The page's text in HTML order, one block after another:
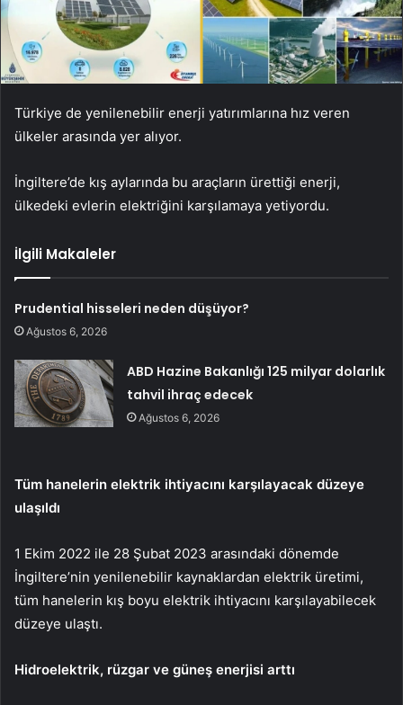
Türkiye de yenilenebilir enerji yatırımlarına hız veren
ülkeler arasında yer alıyor.
İngiltere’de kış aylarında bu araçların ürettiği enerji,
ülkedeki evlerin elektriğini karşılamaya yetiyordu.
İlgili Makaleler
Prudential hisseleri neden düşüyor?
Ağustos 6, 2026
ABD Hazine Bakanlığı 125 milyar dolarlık
tahvil ihraç edecek
Ağustos 6, 2026
Tüm hanelerin elektrik ihtiyacını karşılayacak düzeye
ulaşıldı
1 Ekim 2022 ile 28 Şubat 2023 arasındaki dönemde
İngiltere’nin yenilenebilir kaynaklardan elektrik üretimi,
tüm hanelerin kış boyu elektrik ihtiyacını karşılayabilecek
düzeye ulaştı.
Hidroelektrik, rüzgar ve güneş enerjisi arttı